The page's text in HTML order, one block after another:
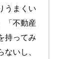
うまくい
「不動産
持ってみ
いし、